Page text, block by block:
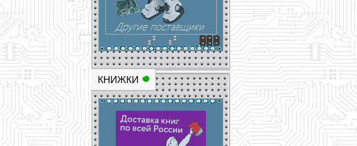
КНИЖКИ